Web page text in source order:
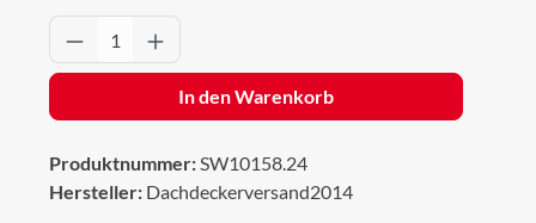
Produkt Anzahl: Gib den gewünschten
In den Warenkorb
Produktnummer:SW10158.24
Hersteller: Dachdeckerversand2014